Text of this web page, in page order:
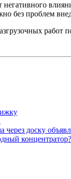
негативного
без проблем
работ
через доску
концентратор?